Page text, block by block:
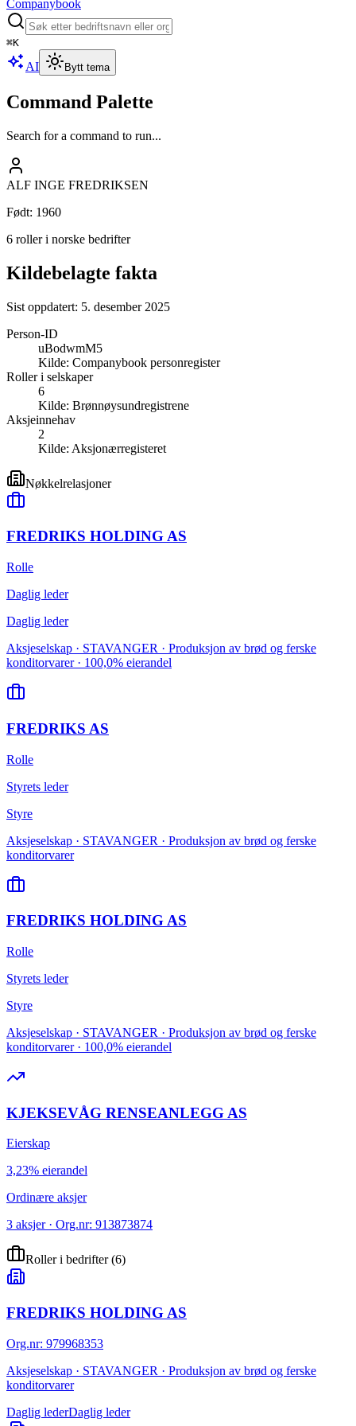
Companybook
⌘K
AI Bytt tema
Command Palette
Search for a command to run...
ALF INGE FREDRIKSEN
Født: 1960
6 roller i norske bedrifter
Kildebelagte fakta
Sist oppdatert: 5. desember 2025
Person-ID
uBodwmM5
Kilde: Companybook personregister
Roller i selskaper
6
Kilde: Brønnøysundregistrene
Aksjeinnehav
2
Kilde: Aksjonærregisteret
Nøkkelrelasjoner
FREDRIKS HOLDING AS
Rolle
Daglig leder
Daglig leder
Aksjeselskap · STAVANGER · Produksjon av brød og ferske
konditorvarer · 100,0% eierandel
FREDRIKS AS
Rolle
Styrets leder
Styre
Aksjeselskap · STAVANGER · Produksjon av brød og ferske
konditorvarer
FREDRIKS HOLDING AS
Rolle
Styrets leder
Styre
Aksjeselskap · STAVANGER · Produksjon av brød og ferske
konditorvarer · 100,0% eierandel
KJEKSEVÅG RENSEANLEGG AS
Eierskap
3,23% eierandel
Ordinære aksjer
3 aksjer · Org.nr: 913873874
Roller i bedrifter(6)
FREDRIKS HOLDING AS
Org.nr: 979968353
Aksjeselskap · STAVANGER · Produksjon av brød og ferske
konditorvarer
Daglig lederDaglig leder